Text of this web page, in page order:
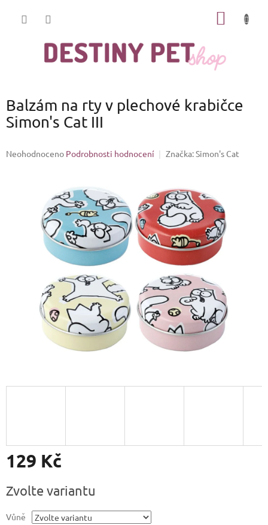
Balzám na rty v plechové krabičce
Simon's Cat III
Průměrné
hvězdiček.
Neohodnoceno Podrobnosti hodnocení Značka:Simon's Cat
129 Kč
cena:
Zvolte variantu
Vůně